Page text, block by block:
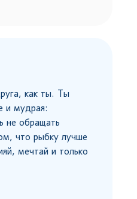
как ты. Ты
и мудрая:
не обращать
что рыбку лучше
мечтай и только